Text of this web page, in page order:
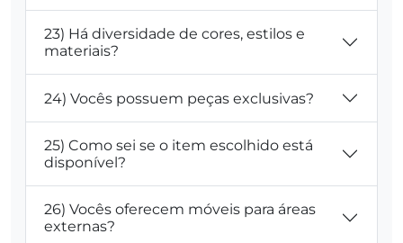
23) Há diversidade de cores, estilos e
materiais?
24) Vocês possuem peças exclusivas?
25) Como sei se o item escolhido está
disponível?
26) Vocês oferecem móveis para áreas
externas?